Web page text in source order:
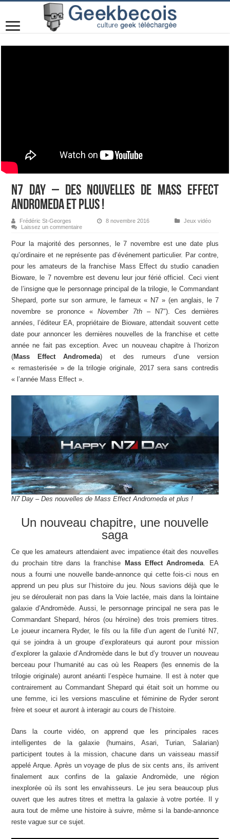
N7 Day – Des nouvelles de Mass Effect
Andromeda et plus !
Frédéric St-Georges 8 novembre 2016
Jeux vidéo
Laissez un commentaire
Pour la majorité des personnes, le 7 novembre est une date plus
qu’ordinaire et ne représente pas d’événement particulier. Par contre,
pour les amateurs de la franchise Mass Effect du studio canadien
Bioware, le 7 novembre est devenu leur jour férié officiel. Ceci vient
de l’insigne que le personnage principal de la trilogie, le Commandant
Shepard, porte sur son armure, le fameux « N7 » (en anglais, le 7
novembre se prononce «November 7th– N7″). Ces dernières
années, l’éditeur EA, propriétaire de Bioware, attendait souvent cette
date pour annoncer les dernières nouvelles de la franchise et cette
année ne fait pas exception. Avec un nouveau chapitre à l’horizon
(Mass Effect Andromeda) et des rumeurs d’une version
« remasterisée » de la trilogie originale, 2017 sera sans contredis
« l’année Mass Effect ».
N7 Day – Des nouvelles de Mass Effect Andromeda et plus !
Un nouveau chapitre, une nouvelle
saga
Ce que les amateurs attendaient avec impatience était des nouvelles
du prochain titre dans la franchise
Mass Effect Andromeda. EA
nous a fourni une nouvelle bande-annonce qui cette fois-ci nous en
apprend un peu plus sur l’histoire du jeu. Nous savions déjà que le
jeu se déroulerait non pas dans la Voie lactée, mais dans la lointaine
galaxie d’Andromède. Aussi, le personnage principal ne sera pas le
Commandant Shepard, héros (ou héroïne) des trois premiers titres.
Le joueur incarnera Ryder, le fils ou la fille d’un agent de l’unité N7,
qui se joindra à un groupe d’explorateurs qui auront pour mission
d’explorer la galaxie d’Andromède dans le but d’y trouver un nouveau
berceau pour l’humanité au cas où les Reapers (les ennemis de la
trilogie originale) auront anéanti l’espèce humaine. Il est à noter que
contrairement au Commandant Shepard qui était soit un homme ou
une femme, ici les versions masculine et féminine de Ryder seront
frère et soeur et auront à interagir au cours de l’histoire.
Dans la courte vidéo, on apprend que les principales races
intelligentes de la galaxie (humains, Asari, Turian, Salarian)
participent toutes à la mission, chacune dans un vaisseau massif
appelé Arque. Après un voyage de plus de six cents ans, ils arrivent
finalement aux confins de la galaxie Andromède, une région
inexplorée où ils sont les envahisseurs. Le jeu sera beaucoup plus
ouvert que les autres titres et mettra la galaxie à votre portée. Il y
aura tout de même une histoire à suivre, même si la bande-annonce
reste vague sur ce sujet.